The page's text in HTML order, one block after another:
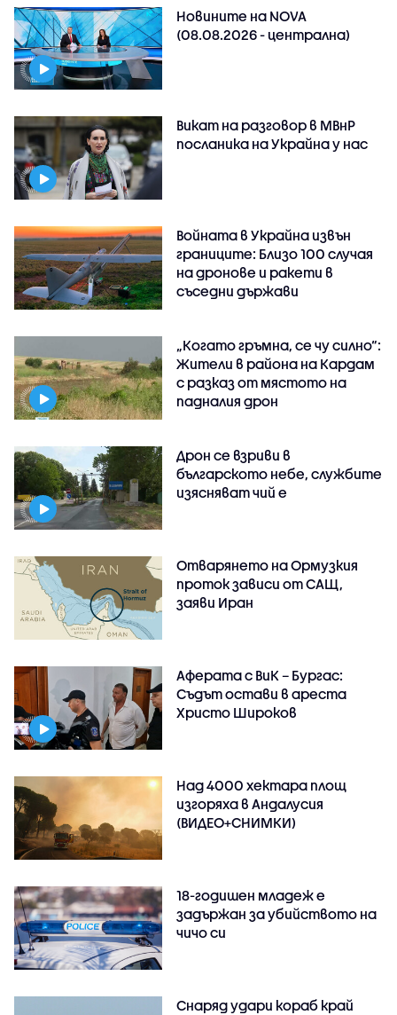
Новините на NOVA
(08.08.2026 - централна)
Викат на разговор в МВнР
посланика на Украйна у нас
Войната в Украйна извън
границите: Близо 100 случая
на дронове и ракети в
съседни държави
„Когато гръмна, се чу силно“:
Жители в района на Кардам
с разказ от мястото на
падналия дрон
Дрон се взриви в
българското небе, службите
изясняват чий е
Отварянето на Ормузкия
проток зависи от САЩ,
заяви Иран
Аферата с ВиК – Бургас:
Съдът остави в ареста
Христо Широков
Над 4000 хектара площ
изгоряха в Андалусия
(ВИДЕО+СНИМКИ)
18-годишен младеж е
задържан за убийството на
чичо си
Снаряд удари кораб край